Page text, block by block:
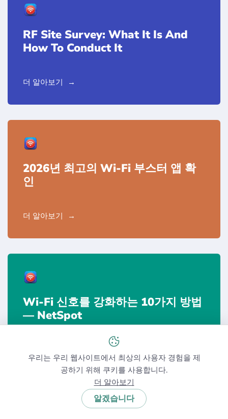
RF Site Survey: What It Is And
How To Conduct It
더 알아보기
2026년 최고의 Wi-Fi 부스터 앱 확
인
더 알아보기
Wi-Fi 신호를 강화하는 10가지 방법
— NetSpot
우리는 우리 웹사이트에서 최상의 사용자 경험을 제
공하기 위해 쿠키를 사용합니다.
더 알아보기
알겠습니다